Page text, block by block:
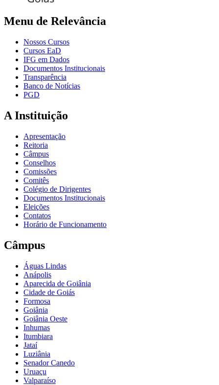
Menu de Relevância
Nossos Cursos
Cursos EaD
IFG em Dados
Documentos Institucionais
Transparência
Banco de Notícias
PGD
A Instituição
Apresentação
Reitoria
Câmpus
Conselhos
Comissões
Comitês
Colégio de Dirigentes
Documentos Institucionais
Eleições
Contatos
Horário de Funcionamento
Câmpus
Águas Lindas
Anápolis
Aparecida de Goiânia
Cidade de Goiás
Formosa
Goiânia
Goiânia Oeste
Inhumas
Itumbiara
Jataí
Luziânia
Senador Canedo
Uruaçu
Valparaíso